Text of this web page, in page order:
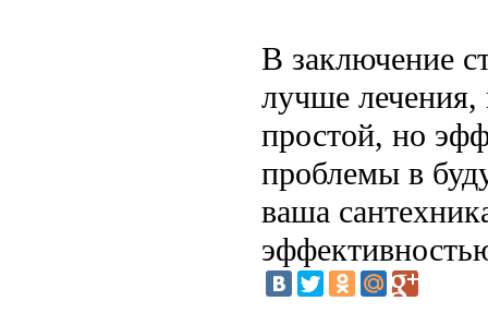
В заключение
лучше лечения,
простой, но
проблемы в
ваша